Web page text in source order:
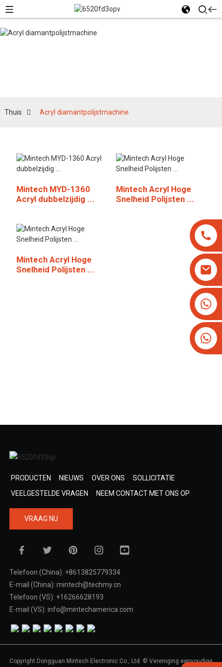
Thuis Acryl diamantpolijstmachine
Mintech MYD-1360
Acryl dubbelzijdig ...
Mintech Acryl Hoge
Snelheid Polijsten ...
Mintech Acryl Hoge
Snelheid Polijsten ...
PRODUCTEN NIEUWS OVER ONS
SOLLICITATIE
VEELGESTELDE VRAGEN
NEEM CONTACT MET ONS OP
VRAAG NU
Telefoon (China): +8613825779334
E-mail (China): mintech@techmy.cn
Telefoon (VS): +16266628193
E-mail (VS): info@mintechamerica.com
Copyright Dongguan Mintech Electronic Co., Ltd. © Vereniging eenvoudige